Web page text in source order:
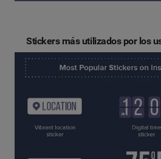
Stickers más utilizados por los